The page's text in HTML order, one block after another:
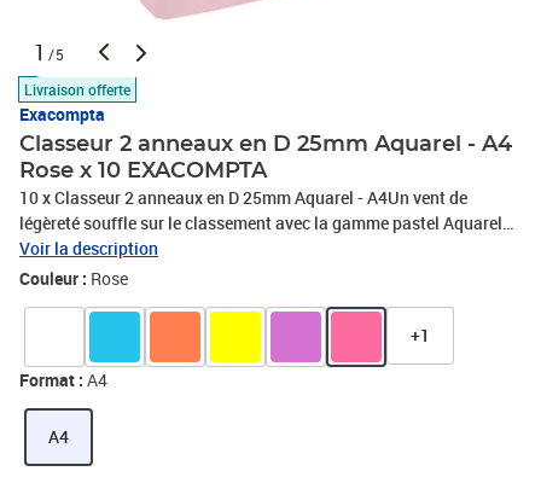
1 /5
Livraison offerte
Exacompta
Classeur 2 anneaux en D 25mm Aquarel - A4
Rose x 10 EXACOMPTA
10 x Classeur 2 anneaux en D 25mm Aquarel - A4Un vent de
légèreté souffle sur le classement avec la gamme pastel Aquarel
d'Exacompta.Conçu en carton rigide, recouvert de papier couleur
pelliculé, le classeur à anneaux Aquarel est conçu pour
élégance qui saura habillé votre classement.Equipé anneaux en D
sur la 3ème de couverture, les feuilles ou pochettes sont faciles à
insérer et consulter pour un usage quotidien.Format A4, adapté au
Certifié FSC, fabrication Allemande., PHOTOS NON
CONTRACTUELLES
Voir la description
Couleur : Rose
+1
Format : A4
A4